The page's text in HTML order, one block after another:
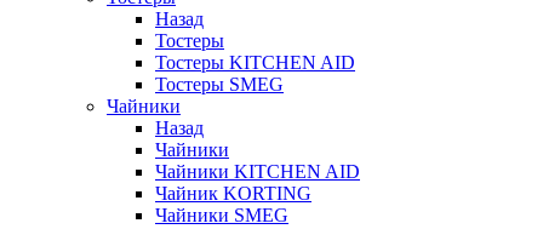
Назад
Тостеры
Тостеры KITCHEN AID
Тостеры SMEG
Чайники
Назад
Чайники
Чайники KITCHEN AID
Чайник KORTING
Чайники SMEG